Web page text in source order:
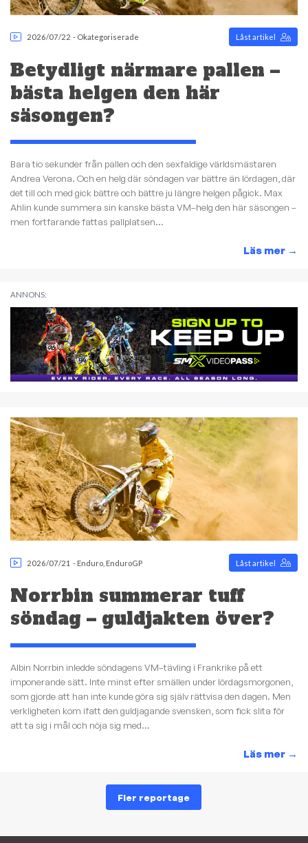
2026/07/22 - Okategoriserade Låst artikel
Betydligt närmare pallen –
bästa helgen den här
säsongen?
Bara tio sekunder från pallen och den sexfaldige världsmästaren
Andrea Verona. Och en helg där söndagen var bättre än lördagen, där
det till och med gick bättre och bättre ju längre helgen pågick. Max
Ahlin kunde summera sin kanske bästa VM–helg den här säsongen –
men fortfarande fattas pallplatsen...
Läs mer →
ANNONS:
2026/07/21 - Enduro EnduroGP Låst artikel
Norrbin summerar tuff
söndag – guldjakten över?
Albin Norrbin inledde söndagens VM–tävling i Frankrike på ett
imponerande sätt. Inte minst efter smällen under lördagsmorgonen,
som gjorde att han inte kunde göra sig själv rättvisa den dagen. Men
verkligheten kom ifatt den guldjagande svensken, som fick slita för
att ta sig i mål och nöja sig med...
Läs mer →
Fler reportage